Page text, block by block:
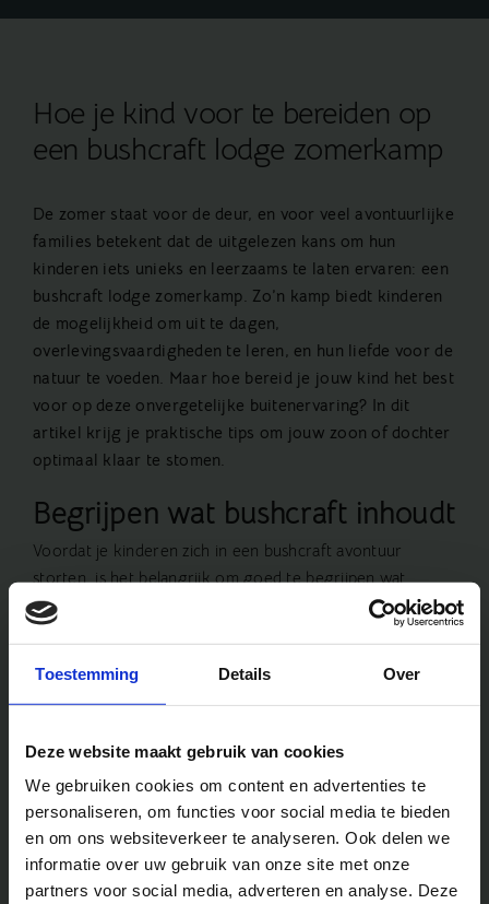
Toestemming Details Over
Deze website maakt gebruik van cookies
We gebruiken cookies om content en advertenties te
personaliseren, om functies voor social media te bieden
en om ons websiteverkeer te analyseren. Ook delen we
informatie over uw gebruik van onze site met onze
partners voor social media, adverteren en analyse. Deze
Hoe je kind voor te bereiden op
een bushcraft lodge zomerkamp
De zomer staat voor de deur, en voor veel avontuurlijke
families betekent dat de uitgelezen kans om hun
kinderen iets unieks en leerzaams te laten ervaren: een
bushcraft lodge zomerkamp. Zo’n kamp biedt kinderen
de mogelijkheid om uit te dagen,
overlevingsvaardigheden te leren, en hun liefde voor de
natuur te voeden. Maar hoe bereid je jouw kind het best
voor op deze onvergetelijke buitenervaring? In dit
artikel krijg je praktische tips om jouw zoon of dochter
optimaal klaar te stomen.
Begrijpen wat bushcraft inhoudt
Voordat je kinderen zich in een bushcraft avontuur
storten, is het belangrijk om goed te begrijpen wat
bushcraft precies is. Leg uit dat
meer is dan
kamperen; het gaat om het leren leven in en met de
te overleven. Dit kan de bouw van een onderdak, het
insluiten.
Fysieke voorbereiding
Bushcraft kan fysiek veeleisend zijn. Afhankelijk van de
leeftijd en het niveau van je kind, kan het nuttig zijn om
vooraf enige conditietraining te doen. Zorg ervoor dat